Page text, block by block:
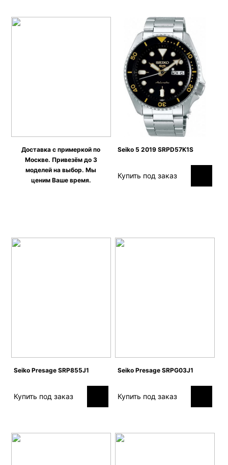
Доставка с примеркой по
Москве. Привезём до 3
моделей на выбор. Мы
ценим Ваше время.
Seiko 5 2019 SRPD57K1S
Купить под заказ
Seiko Presage SRP855J1
Купить под заказ
Seiko Presage SRPG03J1
Купить под заказ